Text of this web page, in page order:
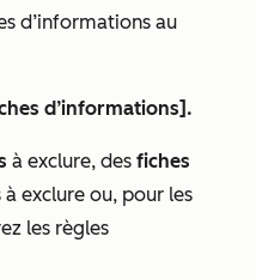
d’informations au
d’informations].
à exclure, des fiches
à exclure ou, pour les
les règles